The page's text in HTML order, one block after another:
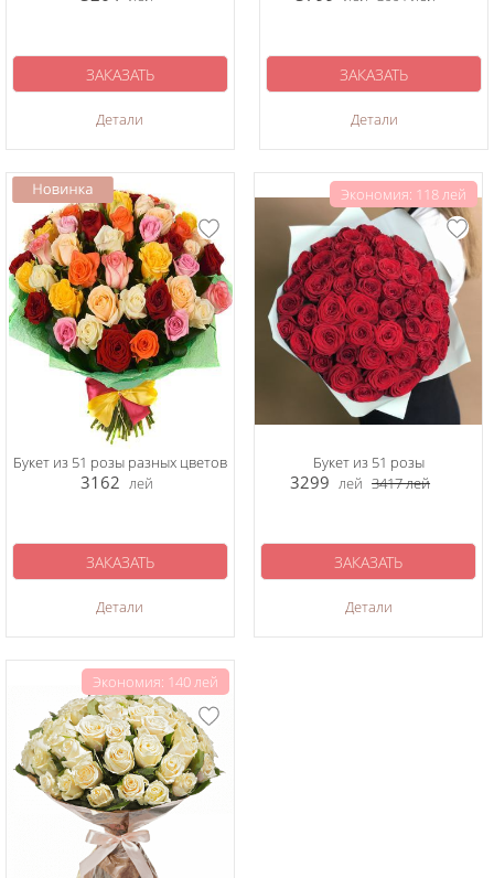
Детали
ЗАКАЗАТЬ
Детали
ЗАКАЗАТЬ
Букет из 51 розы разных цветов
3162 лей
Детали
ЗАКАЗАТЬ
Экономия: 118 лей
Букет из 51 розы
3299 лей 3417лей
Детали
ЗАКАЗАТЬ
Экономия: 140 лей